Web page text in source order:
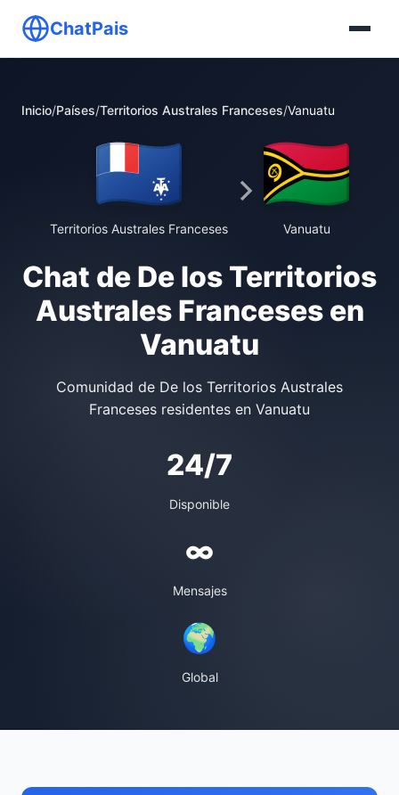
ChatPais
Inicio/Países/Territorios Australes Franceses/Vanuatu
Territorios Australes Franceses Vanuatu
Chat de De los Territorios
Australes Franceses en
Vanuatu
Comunidad de De los Territorios Australes
Franceses residentes en Vanuatu
24/7
Disponible
∞
Mensajes
🌍
Global